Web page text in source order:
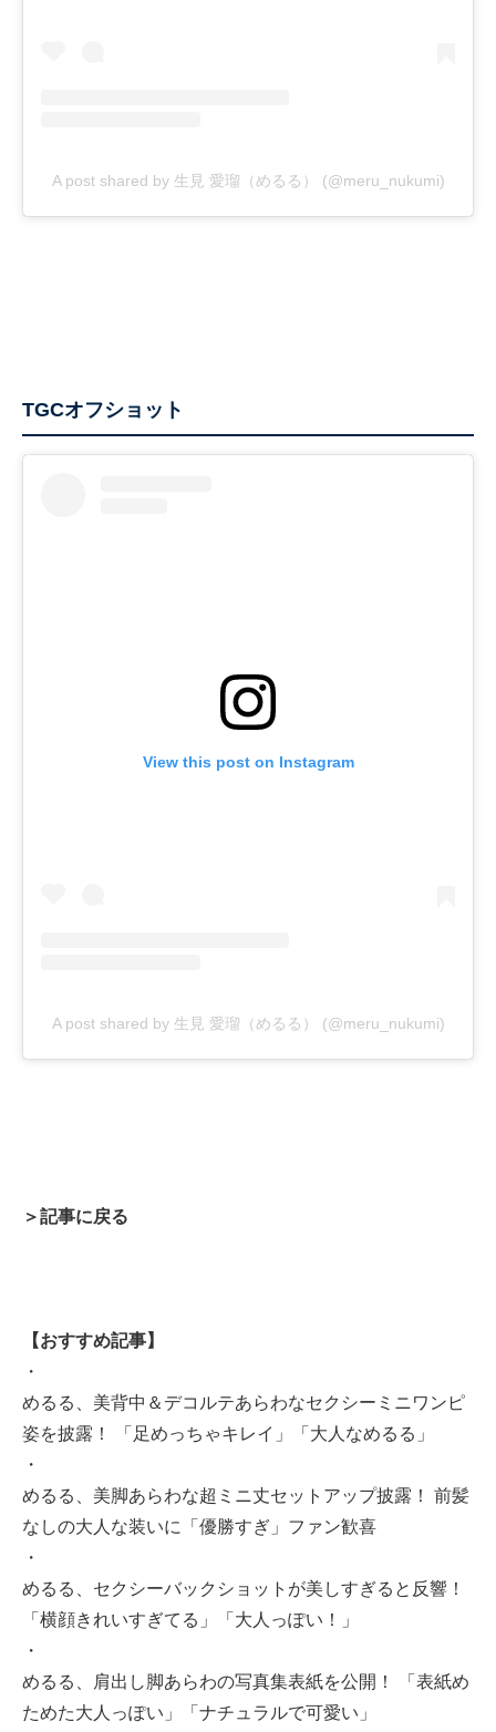
A post shared by 生見 愛瑠（めるる） (@meru_nukumi)
TGCオフショット
View this post on Instagram
A post shared by 生見 愛瑠（めるる） (@meru_nukumi)
＞記事に戻る
【おすすめ記事】
・
めるる、美背中＆デコルテあらわなセクシーミニワンピ
姿を披露！ 「足めっちゃキレイ」「大人なめるる」
・
めるる、美脚あらわな超ミニ丈セットアップ披露！ 前髪
なしの大人な装いに「優勝すぎ」ファン歓喜
・
めるる、セクシーバックショットが美しすぎると反響！
「横顔きれいすぎてる」「大人っぽい！」
・
めるる、肩出し脚あらわの写真集表紙を公開！ 「表紙め
ためた大人っぽい」「ナチュラルで可愛い」